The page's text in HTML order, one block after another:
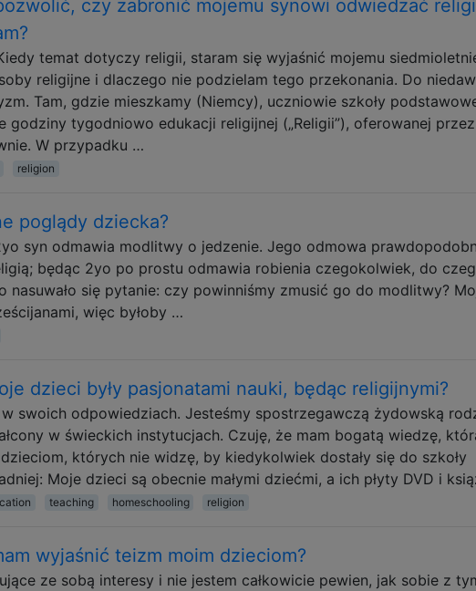
czy zabronić mojemu synowi odwiedzać
temat dotyczy religii, staram się wyjaśnić mojemu
religijne i dlaczego nie podzielam tego przekonania. Do
Tam, gdzie mieszkamy (Niemcy), uczniowie szkoły
godziny tygodniowo edukacji religijnej („Religii”), oferowanej przez
W przypadku …
religion
poglądy dziecka?
syn odmawia modlitwy o jedzenie. Jego odmowa
będąc 2yo po prostu odmawia robienia czegokolwiek, do
nasuwało się pytanie: czy powinniśmy zmusić go do modlitwy?
więc byłoby …
dzieci były pasjonatami nauki, będąc religijnymi?
swoich odpowiedziach. Jesteśmy spostrzegawczą żydowską
w świeckich instytucjach. Czuję, że mam bogatą wiedzę,
których nie widzę, by kiedykolwiek dostały się do szkoły
Moje dzieci są obecnie małymi dziećmi, a ich płyty DVD i
teaching homeschooling religion
wyjaśnić teizm moim dzieciom?
ze sobą interesy i nie jestem całkowicie pewien, jak sobie z